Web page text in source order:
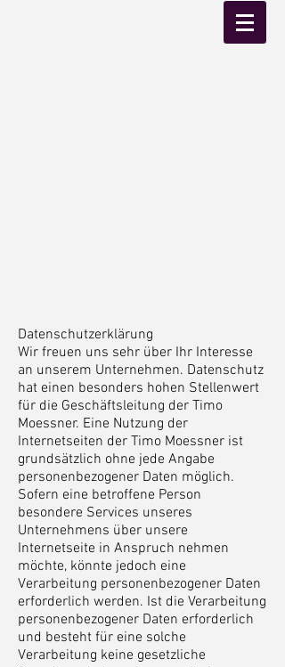
Datenschutzerklärung
Wir freuen uns sehr über Ihr Interesse
an unserem Unternehmen. Datenschutz
hat einen besonders hohen Stellenwert
für die Geschäftsleitung der Timo
Moessner. Eine Nutzung der
Internetseiten der Timo Moessner ist
grundsätzlich ohne jede Angabe
personenbezogener Daten möglich.
Sofern eine betroffene Person
besondere Services unseres
Unternehmens über unsere
Internetseite in Anspruch nehmen
möchte, könnte jedoch eine
Verarbeitung personenbezogener Daten
erforderlich werden. Ist die Verarbeitung
personenbezogener Daten erforderlich
und besteht für eine solche
Verarbeitung keine gesetzliche